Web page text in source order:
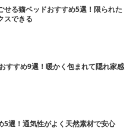
せる猫ベッドおすすめ5選！限られた
スできる
すすめ9選！暖かく包まれて隠れ家感
5選！通気性がよく天然素材で安心